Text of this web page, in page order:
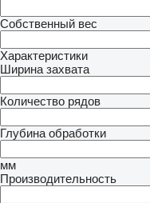
Собственный вес
Характеристики
Ширина захвата
Количество рядов
Глубина обработки
мм
Производительность